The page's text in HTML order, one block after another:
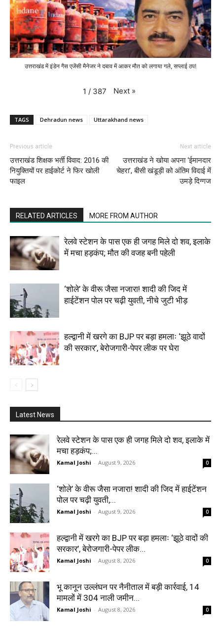
उत्तराखंड में इंडेन गैस एजेंसी मैनेजर ने दबाव में आकर मौत को लगाया गले, सप्लाई ठप!
1 / 387 Next »
TAGS Dehradun news Uttarakhand news
Previous article
उत्तराखंड शिक्षक भर्ती विवाद: 2016 की
नियुक्तियों पर हाईकोर्ट ने फिर खोली
फाइल
Next article
उत्तराखंड ने खोया अपना ‘ईमानदार
चेहरा’, बीसी खंडूड़ी को अंतिम विदाई में
उमड़े दिग्गज
RELATED ARTICLES MORE FROM AUTHOR
रेलवे स्टेशन के पास एक ही जगह मिले दो शव, इलाके
में मचा हड़कंप; मौत की वजह बनी पहेली
‘शोले’ के वीरू जैसा नजारा! शादी की जिद में
हाईटेंशन पोल पर चढ़ी युवती, नीचे जुटी भीड़
हल्द्वानी में खरगे का BJP पर बड़ा हमलाः ‘झूठे वादों
की सरकार’, बेरोजगारी-पेपर लीक पर घेरा
Latest News
रेलवे स्टेशन के पास एक ही जगह मिले दो शव, इलाके में
मचा हड़कंप;...
Kamal Joshi - August 9, 2026 0
‘शोले’ के वीरू जैसा नजारा! शादी की जिद में हाईटेंशन
पोल पर चढ़ी युवती,...
Kamal Joshi - August 9, 2026 0
हल्द्वानी में खरगे का BJP पर बड़ा हमलाः ‘झूठे वादों की
सरकार’, बेरोजगारी-पेपर लीक...
Kamal Joshi - August 8, 2026 0
भू कानून उल्लंघन पर नैनीताल में बड़ी कार्रवाई, 14
मामलों में 304 नाली जमीन...
Kamal Joshi - August 8, 2026 0